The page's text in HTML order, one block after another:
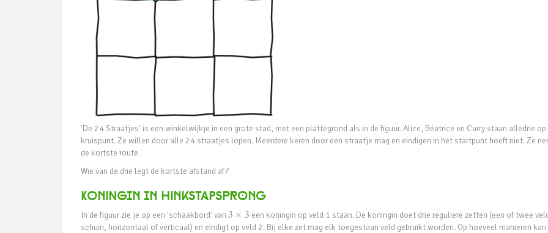
'De 24 Straatjes' is een winkelwijkje in een grote stad, met een plattegrond als in de figuur. Alice, Béatrice en Carry staan alledrie op
kruispunt. Ze willen door alle 24 straatjes lopen. Meerdere keren door een straatje mag en eindigen in het startpunt hoeft niet. Ze
de kortste route.
Wie van de drie legt de kortste afstand af?
KonINgin in hInkstaPspronG
In de figuur zie je op een 'schaakbord' van 3 × 3 een koningin op veld 1 staan. De koningin doet drie reguliere zetten (een of twee
schuin, horizontaal of verticaal) en eindigt op veld 2. Bij elke zet mag elk toegestaan veld gebruikt worden. Op hoeveel manieren kan